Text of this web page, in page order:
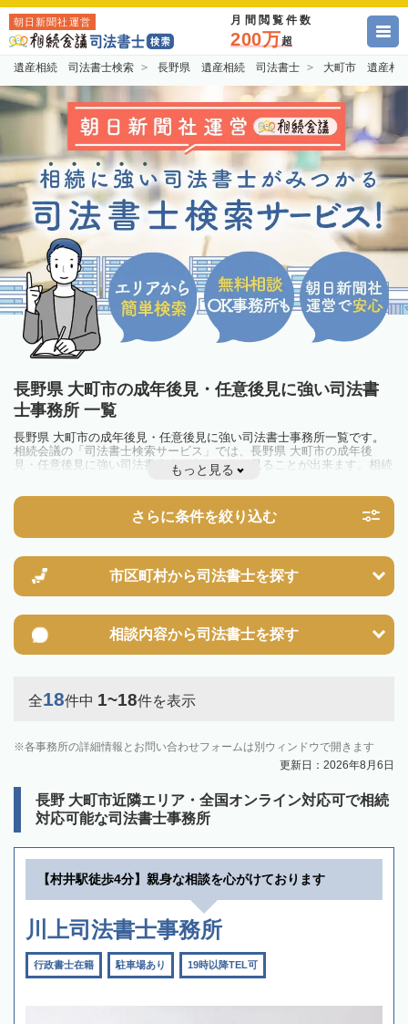
朝日新聞社運営 月間閲覧件数
200万超
遺産相続 司法書士検索 長野県 遺産相続 司法書士 大町市 遺産相
長野県 大町市の成年後見・任意後見に強い司法書
士事務所 一覧
長野県 大町市の成年後見・任意後見に強い司法書士事務所一覧です。
相続会議の「司法書士検索サービス」では、長野県 大町市の成年後
見・任意後見に強い司法書士事務所を一覧で見ることが出来ます。相続
のトラブルやお悩みを抱えている方は一度近隣の司法書士に相談してみ
もっと見る
さらに条件を絞り込む
市区町村から司法書士を探す
相談内容から司法書士を探す
全18件中 1~18件を表示
各事務所の詳細情報とお問い合わせフォームは別ウィンドウで開きます
更新日：2026年8月6日
長野 大町市近隣エリア・全国オンライン対応可で相続
対応可能な司法書士事務所
【村井駅徒歩4分】親身な相談を心がけております
川上司法書士事務所
行政書士在籍 駐車場あり 19時以降TEL可